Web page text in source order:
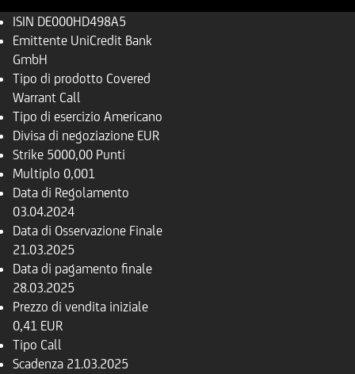
ISIN DE000HD498A5
Emittente UniCredit Bank
GmbH
Tipo di prodotto Covered
Warrant Call
Tipo di esercizio Americano
Divisa di negoziazione EUR
Strike 5000,00 Punti
Multiplo 0,001
Data di Regolamento
03.04.2024
Data di Osservazione Finale
21.03.2025
Data di pagamento finale
28.03.2025
Prezzo di vendita iniziale
0,41 EUR
Tipo Call
Scadenza 21.03.2025